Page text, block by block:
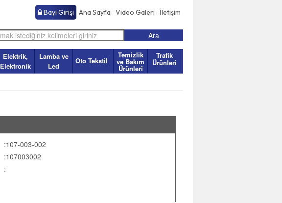
İletişim
Video Galeri
Ana Sayfa
Bayi Girişi
Elektrik,
Elektronik
Lamba ve
Led
Oto Tekstil
Temizlik
ve Bakım
Ürünleri
Trafik
Ürünleri
:107-003-002
:107003002
: